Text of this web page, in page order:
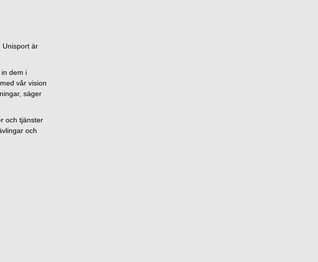
Unisport är
dem i
vår vision
säger
och tjänster
och